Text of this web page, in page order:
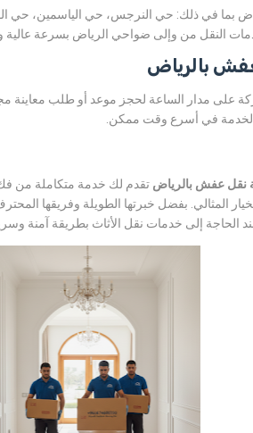
بما في ذلك: حي النرجس، حي الياسمين، حي
النقل من وإلى ضواحي الرياض بسرعة عالية
بالرياض
على مدار الساعة لحجز موعد أو طلب معاينة
في أسرع وقت ممكن.
نقل عفش بالرياض تقدم لك خدمة متكاملة من
المثالي. بفضل خبرتها الطويلة وفريقها
الحاجة إلى خدمات نقل الأثاث بطريقة آمنة